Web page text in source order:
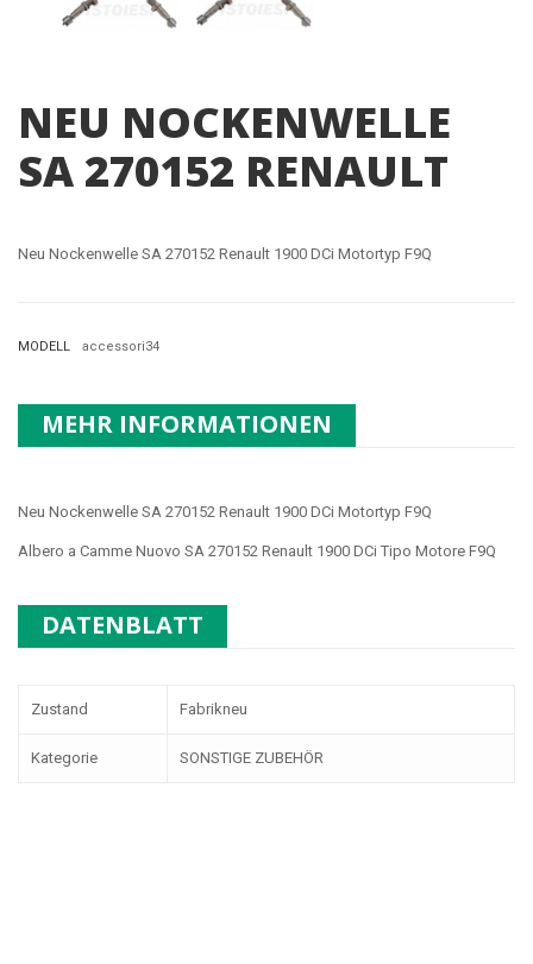
NEU NOCKENWELLE
SA 270152 RENAULT
Neu Nockenwelle SA 270152 Renault 1900 DCi Motortyp F9Q
MODELL accessori34
MEHR INFORMATIONEN
Neu Nockenwelle SA 270152 Renault 1900 DCi Motortyp F9Q
Albero a Camme Nuovo SA 270152 Renault 1900 DCi Tipo Motore F9Q
DATENBLATT
Zustand Fabrikneu
Kategorie SONSTIGE ZUBEHÖR